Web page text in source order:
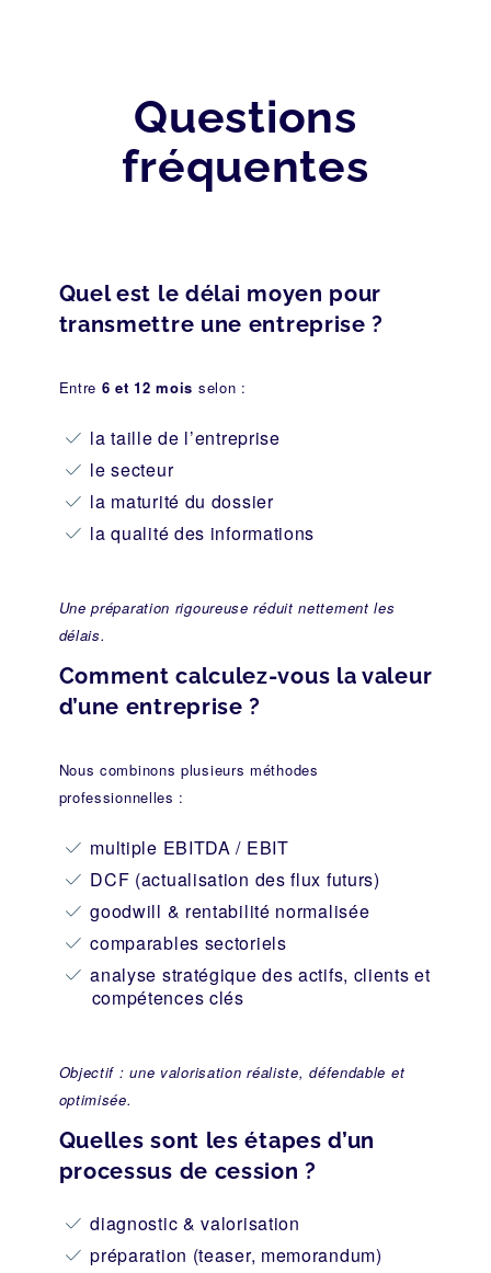
Questions
fréquentes
Quel est le délai moyen pour
transmettre une entreprise ?
Entre 6 et 12 mois selon :
la taille de l’entreprise
le secteur
la maturité du dossier
la qualité des informations
Une préparation rigoureuse réduit nettement les
délais.
Comment calculez-vous la valeur
d’une entreprise ?
Nous combinons plusieurs méthodes
professionnelles :
multiple EBITDA / EBIT
DCF (actualisation des flux futurs)
goodwill & rentabilité normalisée
comparables sectoriels
analyse stratégique des actifs, clients et
compétences clés
Objectif : une valorisation réaliste, défendable et
optimisée.
Quelles sont les étapes d’un
processus de cession ?
diagnostic & valorisation
préparation (teaser, memorandum)